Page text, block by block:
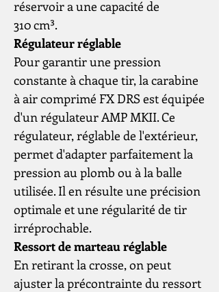
réservoir a une capacité de
310 cm³.
Régulateur réglable
Pour garantir une pression
constante à chaque tir, la carabine
à air comprimé FX DRS est équipée
d'un régulateur AMP MKII. Ce
régulateur, réglable de l'extérieur,
permet d'adapter parfaitement la
pression au plomb ou à la balle
utilisée. Il en résulte une précision
optimale et une régularité de tir
irréprochable.
Ressort de marteau réglable
En retirant la crosse, on peut
ajuster la précontrainte du ressort